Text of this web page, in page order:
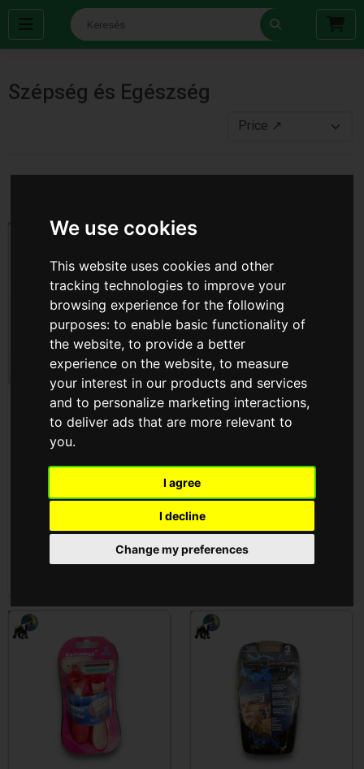
We use cookies
This website uses cookies and other
tracking technologies to improve your
browsing experience for the following
purposes:to enable basic functionality of
the website,to provide a better
experience on the website,to measure
your interest in our products and services
and to personalize marketing interactions,
to deliver ads that are more relevant to
you.
I agree
I decline
Change my preferences
Szépség és Egészség
Térdszorittó ( A-140 )
Borotvá + Pótfej 10db ( T-
1242-2 )
Az árak megtekintéséhez
be kell